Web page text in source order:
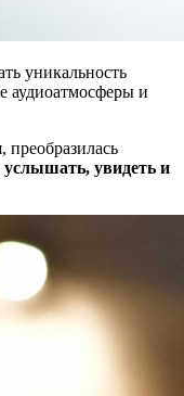
уникальность
аудиоатмосферы и
услышать, увидеть и